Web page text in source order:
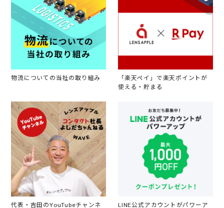
物流についての当社の取り組み
「楽天ペイ」で楽天ポイントが
使える・貯まる
代表・吉田のYouTubeチャンネ
LINE公式アカウントがパワーア